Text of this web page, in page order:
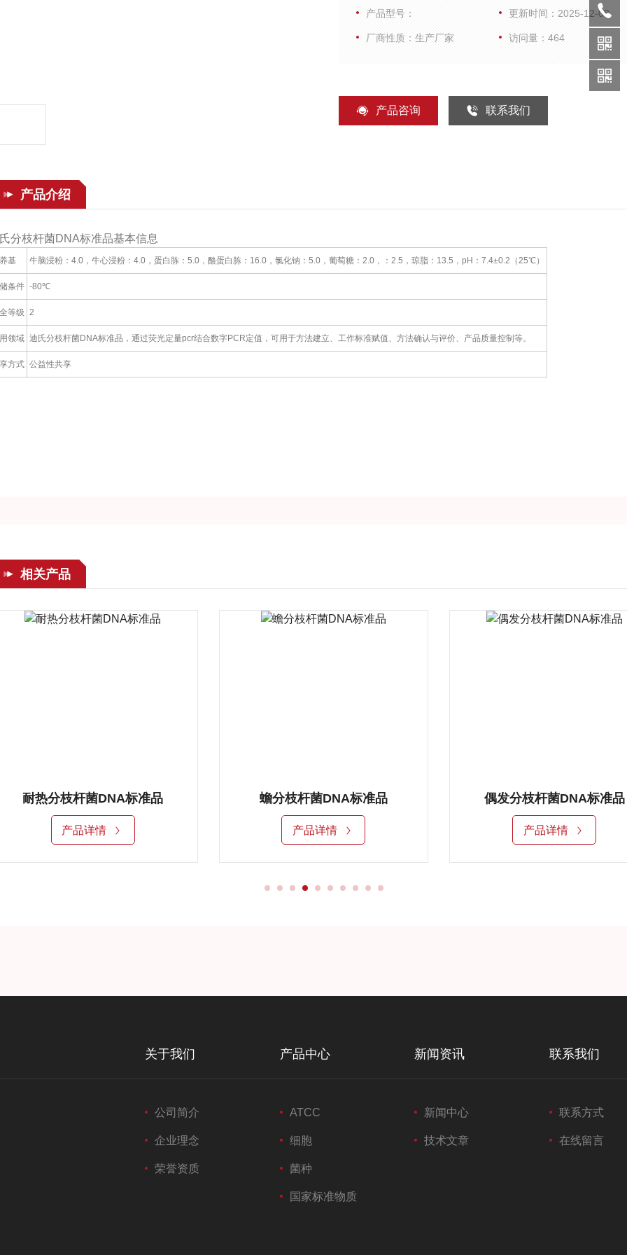
产品型号： 更新时间：2025-12-08
厂商性质：生产厂家 访问量：464
产品咨询 联系我们
产品介绍
分枝杆菌DNA标准品基本信息
基 牛脑浸粉：4.0，牛心浸粉：4.0，蛋白胨：5.0，酪蛋白胨：16.0，氯化钠：5.0，葡萄糖：2.0，：2.5，琼脂：13.5，pH：7.4±0.2（25℃）
条件 -80℃
等级 2
领域 迪氏分枝杆菌DNA标准品，通过荧光定量pcr结合数字PCR定值，可用于方法建立、工作标准赋值、方法确认与评价、产品质量控制等。
方式 公益性共享
相关产品
耐热分枝杆菌DNA标准品
产品详情
蟾分枝杆菌DNA标准品
产品详情
偶发分枝杆菌DNA标准品
产品详情
关于我们
公司简介
企业理念
荣誉资质
产品中心
ATCC
细胞
菌种
国家标准物质
新闻资讯
新闻中心
技术文章
联系我们
联系方式
在线留言